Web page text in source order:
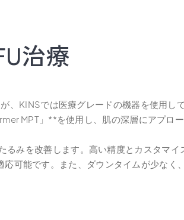
治療
、KINSでは医療グレードの機器を使用し
MPT」**を使用し、肌の深層にアプロ
みを改善します。高い精度とカスタマイ
可能です。また、ダウンタイムが少なく